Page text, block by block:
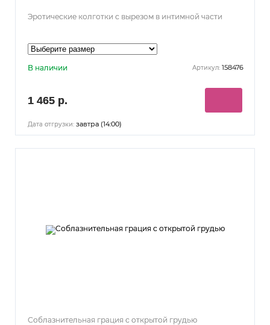
Эротические колготки с вырезом в интимной части
В наличии Артикул: 158476
1 465 р.
Дата отгрузки: завтра (14:00)
Соблазнительная грация с открытой грудью